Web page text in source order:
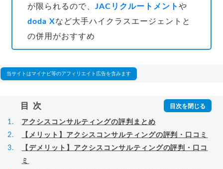
が限られるので、JACリクルートメント や
doda Xなど大手ハイクラスエージェントと
の併用がおすすめ
当サイトはマイナビ等のアフィリエイト広告を含みます
目次
アクシスコンサルティングの評判まとめ
【メリット】アクシスコンサルティングの評判・口コミ
【デメリット】アクシスコンサルティングの評判・口コ
ミ